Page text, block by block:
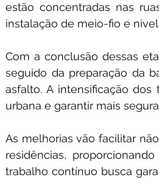
estão concentradas nas
instalação de meio-fio e
Com a conclusão dessas
seguido da preparação da
asfalto. A intensificação
urbana e garantir mais
As melhorias vão facilitar
residências,
trabalho contínuo busca